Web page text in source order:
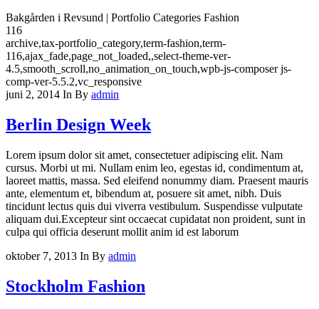
Bakgården i Revsund | Portfolio Categories Fashion
116
archive,tax-portfolio_category,term-fashion,term-
116,ajax_fade,page_not_loaded,,select-theme-ver-
4.5,smooth_scroll,no_animation_on_touch,wpb-js-composer js-
comp-ver-5.5.2,vc_responsive
juni 2, 2014 In By admin
Berlin Design Week
Lorem ipsum dolor sit amet, consectetuer adipiscing elit. Nam
cursus. Morbi ut mi. Nullam enim leo, egestas id, condimentum at,
laoreet mattis, massa. Sed eleifend nonummy diam. Praesent mauris
ante, elementum et, bibendum at, posuere sit amet, nibh. Duis
tincidunt lectus quis dui viverra vestibulum. Suspendisse vulputate
aliquam dui.Excepteur sint occaecat cupidatat non proident, sunt in
culpa qui officia deserunt mollit anim id est laborum
oktober 7, 2013 In By admin
Stockholm Fashion